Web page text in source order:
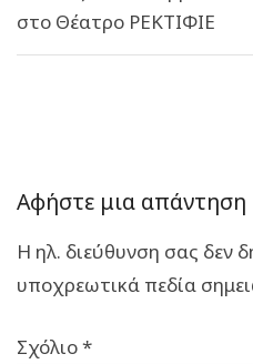
στο Θέατρο ΡΕΚΤΙΦΙΕ
Αφήστε μια απάντηση
Η ηλ. διεύθυνση σας δεν
υποχρεωτικά πεδία
Σχόλιο*